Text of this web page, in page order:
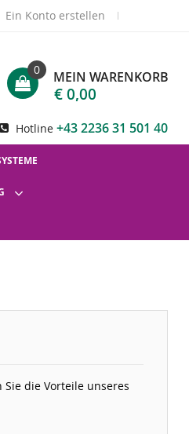
Ein Konto erstellen
MEIN WARENKORB
0
€ 0,00
Hotline +43 2236 31 501 40
die Vorteile unseres